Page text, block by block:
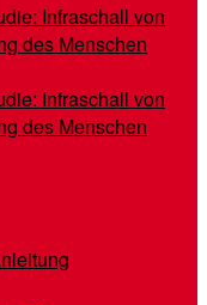
Infraschall von
des Menschen
Infraschall von
des Menschen